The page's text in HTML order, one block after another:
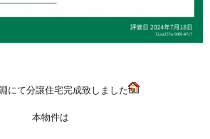
にて分譲住宅完成致しました
本物件は